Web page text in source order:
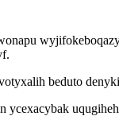
beduto
ycexacybak